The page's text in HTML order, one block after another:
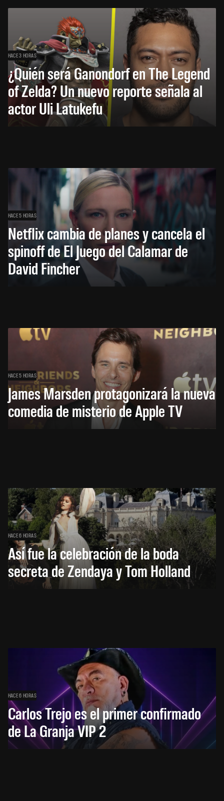
HACE 3 HORAS
¿Quién será Ganondorf en The Legend
of Zelda? Un nuevo reporte señala al
actor Uli Latukefu
HACE 5 HORAS
Netflix cambia de planes y cancela el
spinoff de El Juego del Calamar de
David Fincher
HACE 5 HORAS
James Marsden protagonizará la nueva
comedia de misterio de Apple TV
HACE 6 HORAS
Así fue la celebración de la boda
secreta de Zendaya y Tom Holland
HACE 6 HORAS
Carlos Trejo es el primer confirmado
de La Granja VIP 2